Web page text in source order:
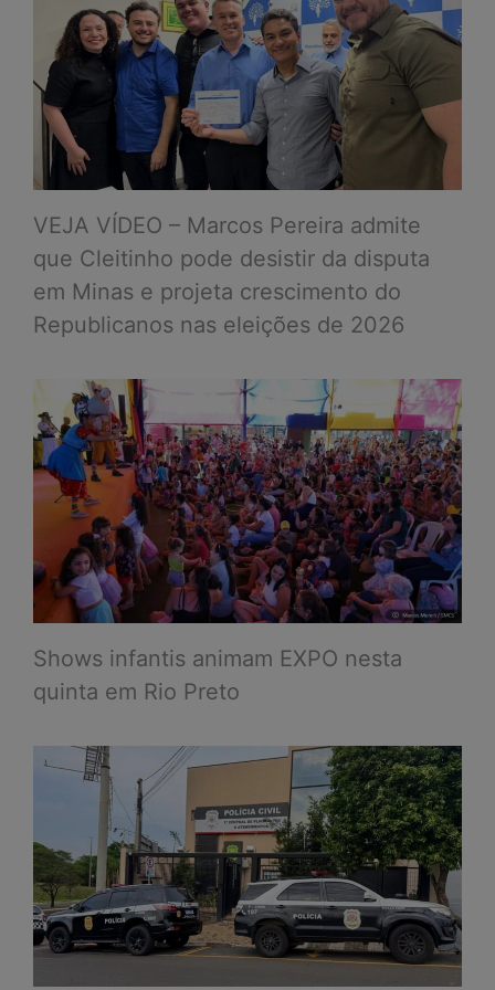
VEJA VÍDEO – Marcos Pereira admite
que Cleitinho pode desistir da disputa
em Minas e projeta crescimento do
Republicanos nas eleições de 2026
Shows infantis animam EXPO nesta
quinta em Rio Preto